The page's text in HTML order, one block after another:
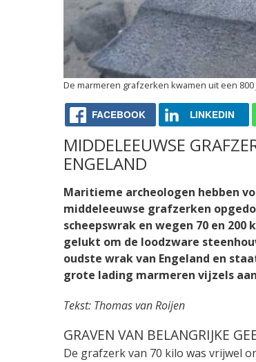
De marmeren grafzerken kwamen uit een
FACEBOOK LINKEDIN
MIDDELEEUWSE
ENGELAND
Maritieme archeologen hebben
middeleeuwse grafzerken
scheepswrak en wegen 70 en
gelukt om de loodzware
oudste wrak van Engeland en
grote lading marmeren vijzels
Tekst: Thomas van Roijen
GRAVEN VAN BELANGRIJKE
De grafzerk van 70 kilo was vrijwel